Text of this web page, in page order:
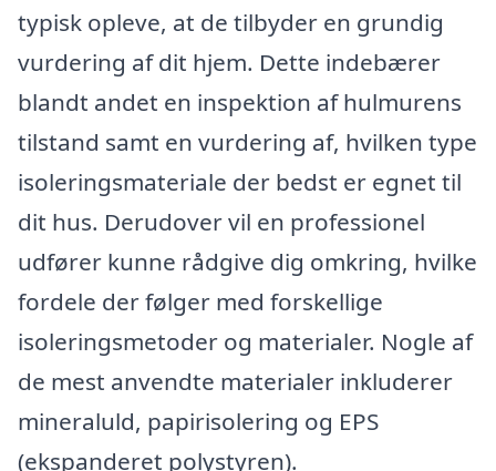
typisk opleve, at de tilbyder en grundig
vurdering af dit hjem. Dette indebærer
blandt andet en inspektion af hulmurens
tilstand samt en vurdering af, hvilken type
isoleringsmateriale der bedst er egnet til
dit hus. Derudover vil en professionel
udfører kunne rådgive dig omkring, hvilke
fordele der følger med forskellige
isoleringsmetoder og materialer. Nogle af
de mest anvendte materialer inkluderer
mineraluld, papirisolering og EPS
(ekspanderet polystyren).